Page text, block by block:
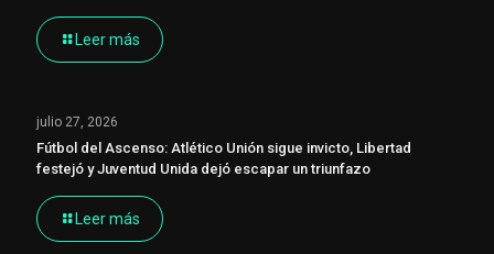
Leer más
julio 27, 2026
Fútbol del Ascenso: Atlético Unión sigue invicto, Libertad
festejó y Juventud Unida dejó escapar un triunfazo
Leer más